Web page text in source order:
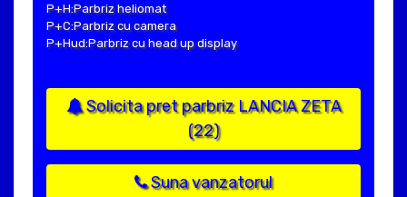
P+H:Parbriz heliomat
P+C:Parbriz cu camera
P+Hud:Parbriz cu head up display
Solicita pret parbriz LANCIA ZETA
(22)
Suna vanzatorul